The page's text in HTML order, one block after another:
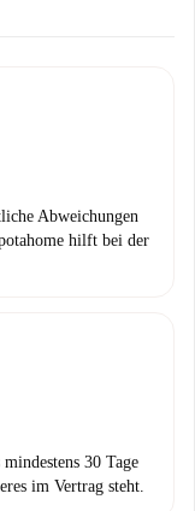
Abweichungen
hilft bei der
30 Tage
im Vertrag steht.